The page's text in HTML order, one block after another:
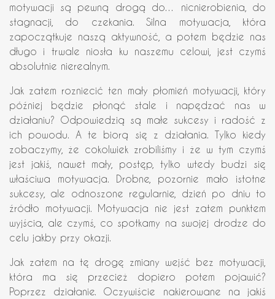
motywacji są pewną drogą do… nicnierobienia, do
stagnacji, do czekania. Silna motywacja, która
zapoczątkuje naszą aktywność, a potem będzie nas
długo i trwale niosła ku naszemu celowi, jest czymś
absolutnie nierealnym.
Jak zatem rozniecić ten mały płomień motywacji, który
później będzie płonąć stale i napędzać nas w
działaniu? Odpowiedzią są małe sukcesy i radość z
ich powodu. A te biorą się z działania. Tylko kiedy
zobaczymy, że cokolwiek zrobiliśmy i że w tym czymś
jest jakiś, nawet mały, postęp, tylko wtedy budzi się
właściwa motywacja. Drobne, pozornie mało istotne
sukcesy, ale odnoszone regularnie, dzień po dniu to
źródło motywacji. Motywacja nie jest zatem punktem
wyjścia, ale czymś, co spotkamy na swojej drodze do
celu jakby przy okazji.
Jak zatem na tę drogę zmiany wejść bez motywacji,
która ma się przecież dopiero potem pojawić?
Poprzez działanie. Oczywiście nakierowane na jakiś